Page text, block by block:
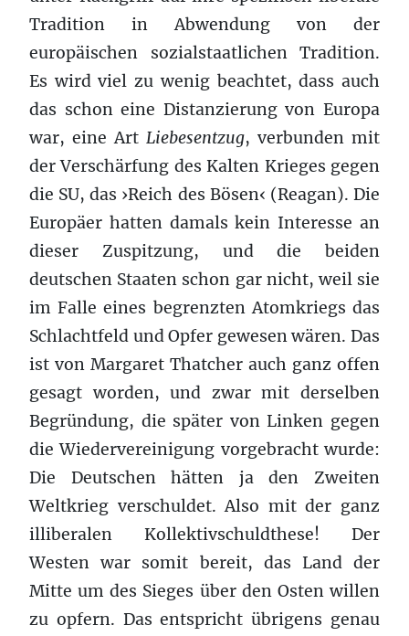
Tradition in Abwendung von der
europäischen sozialstaatlichen Tradition.
Es wird viel zu wenig beachtet, dass auch
das schon eine Distanzierung von Europa
war, eine Art Liebesentzug, verbunden mit
der Verschärfung des Kalten Krieges gegen
die SU, das ›Reich des Bösen‹ (Reagan). Die
Europäer hatten damals kein Interesse an
dieser Zuspitzung, und die beiden
deutschen Staaten schon gar nicht, weil sie
im Falle eines begrenzten Atomkriegs das
Schlachtfeld und Opfer gewesen wären. Das
ist von Margaret Thatcher auch ganz offen
gesagt worden, und zwar mit derselben
Begründung, die später von Linken gegen
die Wiedervereinigung vorgebracht wurde:
Die Deutschen hätten ja den Zweiten
Weltkrieg verschuldet. Also mit der ganz
illiberalen Kollektivschuldthese! Der
Westen war somit bereit, das Land der
Mitte um des Sieges über den Osten willen
zu opfern. Das entspricht übrigens genau